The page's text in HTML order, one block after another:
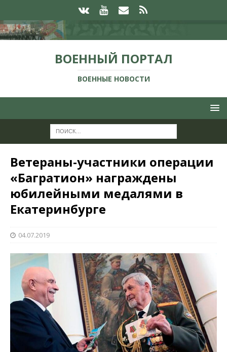
ВОЕННЫЙ ПОРТАЛ
ВОЕННЫЕ НОВОСТИ
Ветераны-участники операции
«Багратион» награждены
юбилейными медалями в
Екатеринбурге
04.07.2019